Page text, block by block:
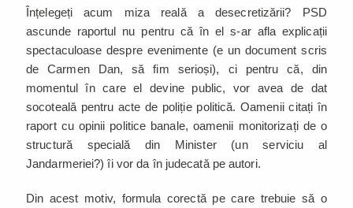
Înțelegeți acum miza reală a desecretizării? PSD
ascunde raportul nu pentru că în el s-ar afla explicații
spectaculoase despre evenimente (e un document scris
de Carmen Dan, să fim serioși), ci pentru că, din
momentul în care el devine public, vor avea de dat
socoteală pentru acte de poliție politică. Oamenii citați în
raport cu opinii politice banale, oamenii monitorizați de o
structură specială din Minister (un serviciu al
Jandarmeriei?) îi vor da în judecată pe autori.
Din acest motiv, formula corectă pe care trebuie să o